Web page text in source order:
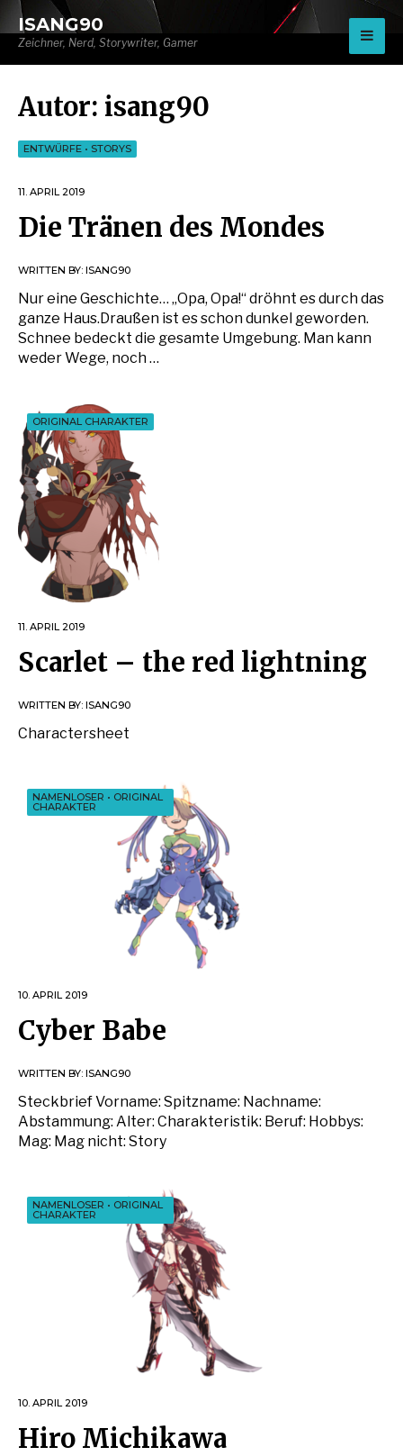
ISANG90
Zeichner, Nerd, Storywriter, Gamer
Autor: isang90
ENTWÜRFE • STORYS
11. APRIL 2019
Die Tränen des Mondes
WRITTEN BY: ISANG90
Nur eine Geschichte… „Opa, Opa!“ dröhnt es durch das
ganze Haus.Draußen ist es schon dunkel geworden.
Schnee bedeckt die gesamte Umgebung. Man kann
weder Wege, noch …
ORIGINAL CHARAKTER
11. APRIL 2019
Scarlet – the red lightning
WRITTEN BY: ISANG90
Charactersheet
NAMENLOSER • ORIGINAL
CHARAKTER
10. APRIL 2019
Cyber Babe
WRITTEN BY: ISANG90
Steckbrief Vorname: Spitzname: Nachname:
Abstammung: Alter: Charakteristik: Beruf: Hobbys:
Mag: Mag nicht: Story
NAMENLOSER • ORIGINAL
CHARAKTER
10. APRIL 2019
Hiro Michikawa
for: